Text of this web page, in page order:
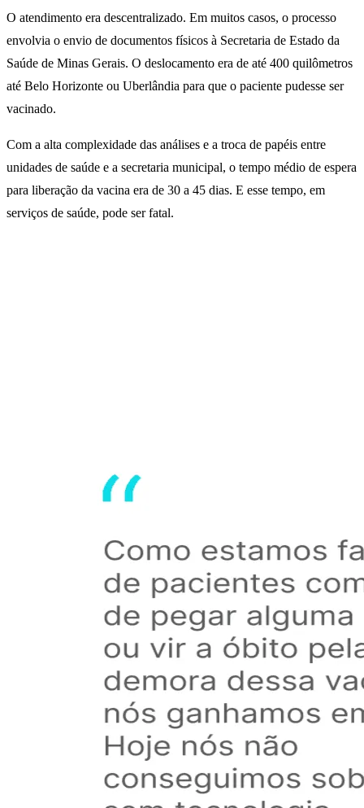
O atendimento era descentralizado. Em muitos casos, o processo
envolvia o envio de documentos físicos à Secretaria de Estado da
Saúde de Minas Gerais. O deslocamento era de até 400 quilômetros
até Belo Horizonte ou Uberlândia para que o paciente pudesse ser
vacinado.
Com a alta complexidade das análises e a troca de papéis entre
unidades de saúde e a secretaria municipal, o tempo médio de espera
para liberação da vacina era de 30 a 45 dias. E esse tempo, em
serviços de saúde, pode ser fatal.